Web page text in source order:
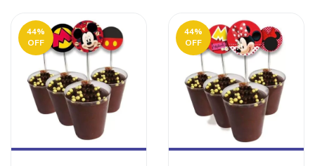
44%
OFF
44%
OFF